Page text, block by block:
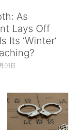
As
Lays Off
Its ‘Winter’
01日